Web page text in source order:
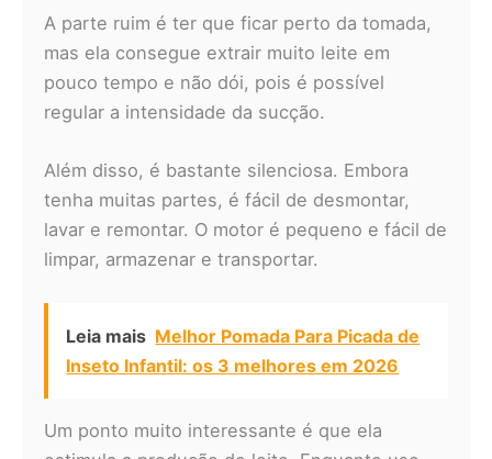
A parte ruim é ter que ficar perto da tomada,
mas ela consegue extrair muito leite em
pouco tempo e não dói, pois é possível
regular a intensidade da sucção.
Além disso, é bastante silenciosa. Embora
tenha muitas partes, é fácil de desmontar,
lavar e remontar. O motor é pequeno e fácil de
limpar, armazenar e transportar.
Leia mais Melhor Pomada Para Picada de
Inseto Infantil: os 3 melhores em 2026
Um ponto muito interessante é que ela